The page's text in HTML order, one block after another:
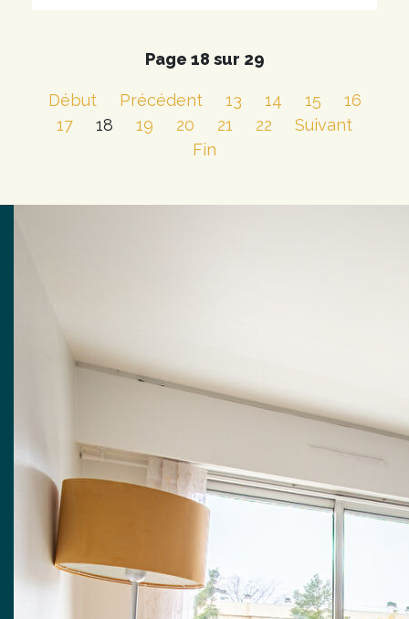
Page 18 sur 29
Début Précédent 13 14 15
16
17
18 19 20 21 22
Suivant
Fin